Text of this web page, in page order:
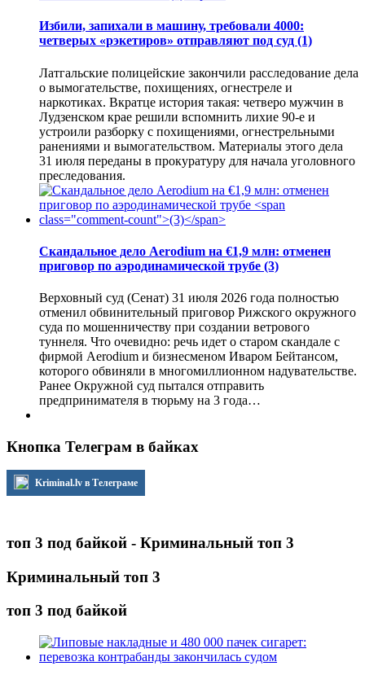
Избили, запихали в машину, требовали 4000:
четверых «рэкетиров» отправляют под суд (1)
Латгальские полицейские закончили расследование дела
о вымогательстве, похищениях, огнестреле и
наркотиках. Вкратце история такая: четверо мужчин в
Лудзенском крае решили вспомнить лихие 90-е и
устроили разборку с похищениями, огнестрельными
ранениями и вымогательством. Материалы этого дела
31 июля переданы в прокуратуру для начала уголовного
преследования.
Скандальное дело Aerodium на €1,9 млн: отменен
приговор по аэродинамической трубе (3)
Верховный суд (Сенат) 31 июля 2026 года полностью
отменил обвинительный приговор Рижского окружного
суда по мошенничеству при создании ветрового
туннеля. Что очевидно: речь идет о старом скандале с
фирмой Aerodium и бизнесменом Иваром Бейтансом,
которого обвиняли в многомиллионном надувательстве.
Ранее Окружной суд пытался отправить
предпринимателя в тюрьму на 3 года…
Кнопка Телеграм в байках
Kriminal.lv в Телеграме
топ 3 под байкой - Криминальный топ 3
Криминальный топ 3
топ 3 под байкой